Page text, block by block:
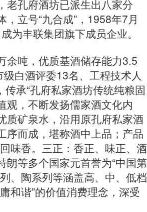
老孔府酒坊已派生出八家分
立号“九合成”，1958年7月
为丰联集团旗下成员企业。
余吨，优质基酒储存能力3.5
白酒评委13名、工程技术人
承“孔府私家酒坊传统纯粮固
观，不断发扬儒家酒文化内
质矿泉水，沿用原孔府私家酒
序而成，堪称酒中上品；产品
味香。三正：香正、味正、酒
等多个国家元首誉为“中国第
、陶系列等涵盖高、中、低档
和谐”的价值消费理念，深受